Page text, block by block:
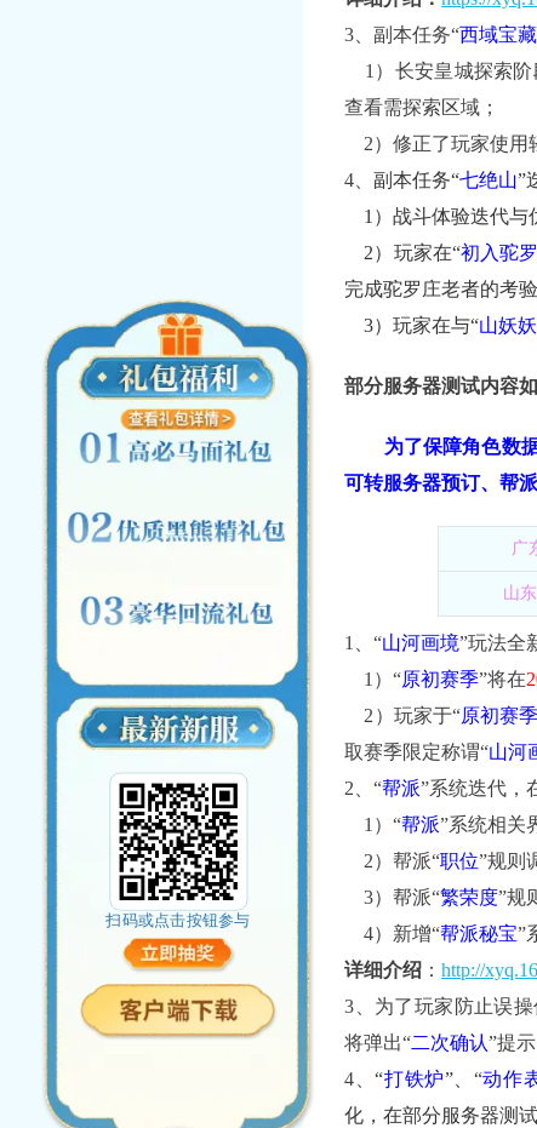
3、副本任务“西域宝藏
1）长安皇城探索阶
查看需探索区域；
2）修正了玩家使用
4、副本任务“七绝山”
1）战斗体验迭代与
2）玩家在“初入驼
完成驼罗庄老者的考
3）玩家在与“山妖妖
部分服务器测试内容
为了保障角色数
可转服务器预订、帮
广
山
1、“山河画境”玩法全
1）“原初赛季”将在
2）玩家于“原初赛
取赛季限定称谓“山河
2、“帮派”系统迭代，
1）“帮派”系统相关
2）帮派“职位”规则
3）帮派“繁荣度”规
4）新增“帮派秘宝”
详细介绍 ：http://
3、为了玩家防止误
将弹出“二次确认”提
4、“打铁炉”、 “动作
化，在部分服务器测试
扫码或点击按钮参与